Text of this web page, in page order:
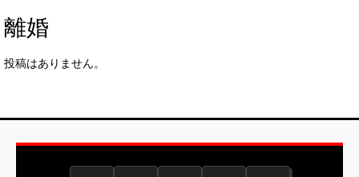
プ
動離婚
投稿はありません。